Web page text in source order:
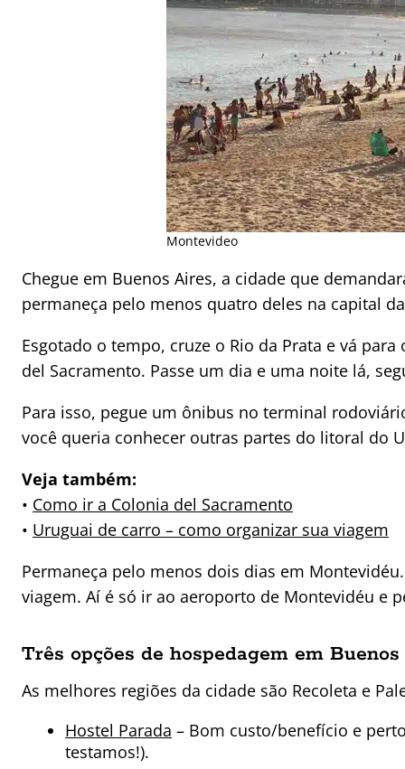
Montevideo
Chegue em Buenos Aires, a cidade que
permaneça pelo menos quatro deles na capital
Esgotado o tempo, cruze o Rio da Prata e vá
del Sacramento. Passe um dia e uma noite lá,
Para isso, pegue um ônibus no terminal
você queria conhecer outras partes do litoral do
Veja também:
• Como ir a Colonia del Sacramento
• Uruguai de carro – como organizar sua viagem
Permaneça pelo menos dois dias em
viagem. Aí é só ir ao aeroporto de Montevidéu e
Três opções de hospedagem em
As melhores regiões da cidade são Recoleta e
Hostel Parada – Bom custo/benefício e
testamos!).